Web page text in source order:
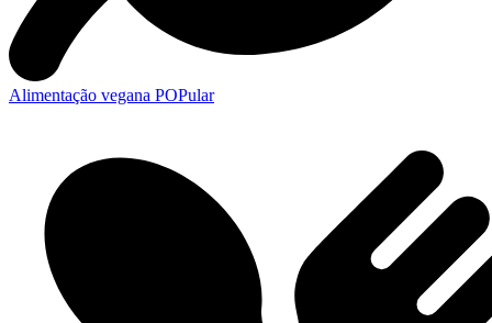
Alimentação vegana POPular